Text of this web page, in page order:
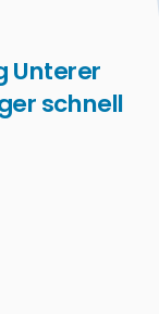
Unterer
schnell